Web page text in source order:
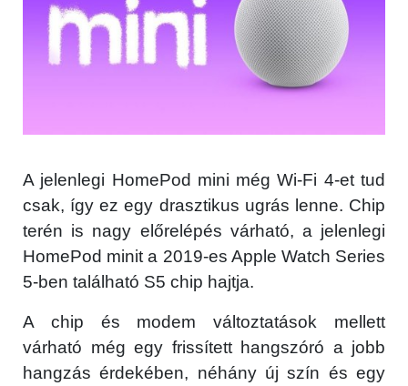
A jelenlegi HomePod mini még Wi-Fi 4-et tud
csak, így ez egy drasztikus ugrás lenne. Chip
terén is nagy előrelépés várható, a jelenlegi
HomePod minit a 2019-es Apple Watch Series
5-ben található S5 chip hajtja.
A chip és modem változtatások mellett
várható még egy frissített hangszóró a jobb
hangzás érdekében, néhány új szín és egy